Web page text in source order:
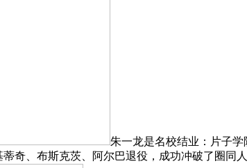
朱一龙是名校结业：片子
奇、布斯克茨、阿尔巴退役，成功冲破了圈同